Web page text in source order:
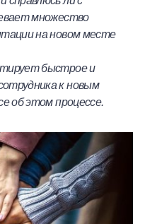
множество
на новом месте
быстрое и
к новым
об этом процессе.